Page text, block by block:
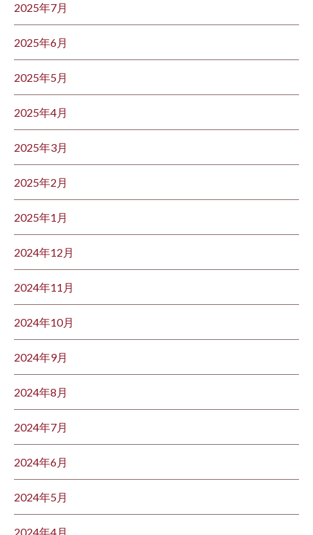
2025年7月
2025年6月
2025年5月
2025年4月
2025年3月
2025年2月
2025年1月
2024年12月
2024年11月
2024年10月
2024年9月
2024年8月
2024年7月
2024年6月
2024年5月
2024年4月